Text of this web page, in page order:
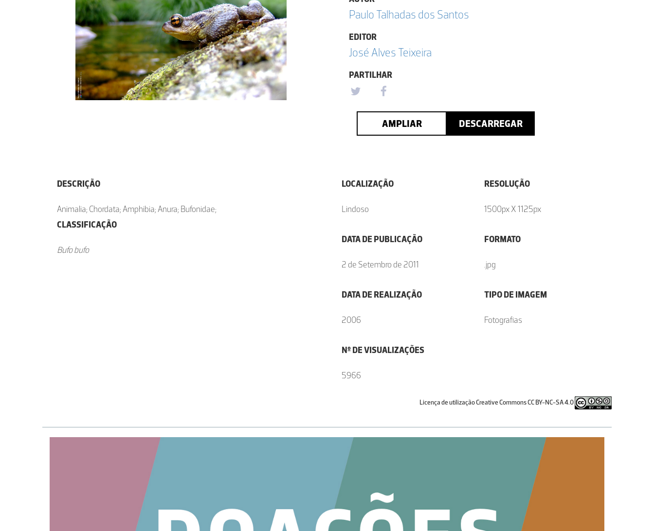
Paulo Talhadas dos Santos
EDITOR
José Alves Teixeira
PARTILHAR
AMPLIAR DESCARREGAR
DESCRIÇÃO
Animalia; Chordata; Amphibia; Anura; Bufonidae;
CLASSIFICAÇÃO
Bufo bufo
LOCALIZAÇÃO
Lindoso
DATA DE PUBLICAÇÃO
2 de Setembro de 2011
DATA DE REALIZAÇÃO
2006
Nº DE VISUALIZAÇÕES
5966
RESOLUÇÃO
1500px X 1125px
FORMATO
.jpg
TIPO DE IMAGEM
Fotografias
Licença de utilização Creative Commons CC BY-NC-SA 4.0